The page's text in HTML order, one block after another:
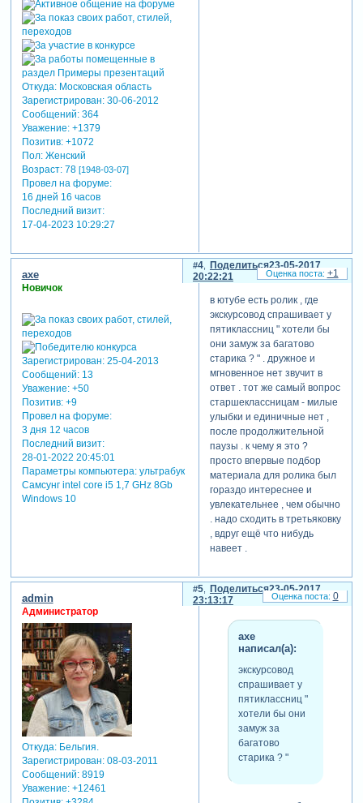
Откуда:Московская область
Зарегистрирован: 30-06-2012
Сообщений:364
Уважение: +1379
Позитив: +1072
Пол:Женский
Возраст:78 [1948-03-07]
Провел на форуме:
16 дней 16 часов
Последний визит:
17-04-2023 10:29:27
Поделиться
4
23-05-2017
20:22:21
axe
Новичок
Зарегистрирован: 25-04-2013
Сообщений:13
Уважение: +50
Позитив: +9
Провел на форуме:
3 дня 12 часов
Последний визит:
28-01-2022 20:45:01
Параметры компьютера:ультрабук
Самсунг intel core i5 1,7 GHz 8Gb
Windows 10
в ютубе есть ролик , где
экскурсовод спрашивает у
пятиклассниц " хотели бы
они замуж за багатово
старика ? " . дружное и
мгновенное нет звучит в
ответ . тот же самый вопрос
старшеклассницам - милые
улыбки и единичные нет ,
после продолжительной
паузы . к чему я это ?
просто впервые подбор
материала для ролика был
гораздо интереснее и
увлекательнее , чем обычно
. надо сходить в третьяковку
, вдруг ещё что нибудь
навеет .
+1
Поделиться
5
23-05-2017
23:13:17
admin
Администратор
Откуда:Бельгия.
Зарегистрирован: 08-03-2011
Сообщений:8919
Уважение: +12461
axe
написал(а):
экскурсовод
спрашивает у
пятиклассниц "
хотели бы они
замуж за
багатово
старика ? "
0